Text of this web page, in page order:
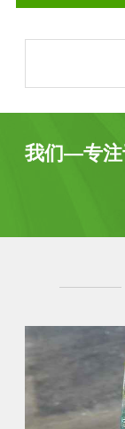
我们—专注